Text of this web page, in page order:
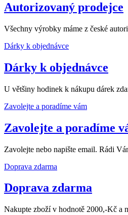
Autorizovaný prodejce
Všechny výrobky máme z české
Dárky k objednávce
Dárky k objednávce
U většiny hodinek k nákupu dárek
Zavolejte a poradíme vám
Zavolejte a poradíme
Zavolejte nebo napište email. Rádi
Doprava zdarma
Doprava zdarma
Nakupte zboží v hodnotě 2000,-Kč a